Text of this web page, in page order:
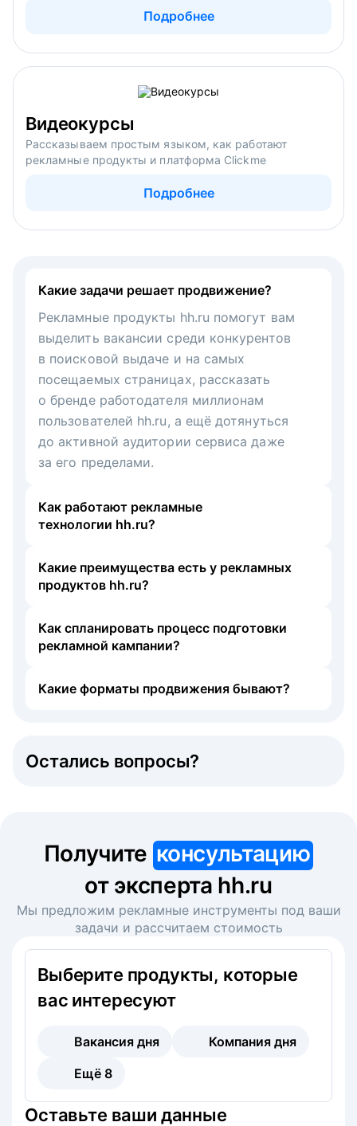
Подробнее
Видеокурсы
Рассказываем простым языком, как работают
рекламные продукты и платформа Clickme
Подробнее
Какие задачи решает продвижение?
Рекламные продукты hh.ru помогут вам
выделить вакансии среди конкурентов
в поисковой выдаче и на самых
посещаемых страницах, рассказать
о бренде работодателя миллионам
пользователей hh.ru, а ещё дотянуться
до активной аудитории сервиса даже
за его пределами.
Как работают рекламные
технологии hh.ru?
Какие преимущества есть у рекламных
продуктов hh.ru?
Как спланировать процесс подготовки
рекламной кампании?
Какие форматы продвижения бывают?
Остались вопросы?
Получите консультацию
от эксперта hh.ru
Мы предложим рекламные инструменты под ваши
задачи и рассчитаем стоимость
Выберите продукты, которые
вас интересуют
Вакансия дня
Компания дня
Ещё 8
Оставьте ваши данные